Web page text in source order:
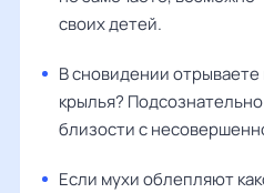
своих детей.
В сновидении
крылья?
близости с
Если мухи облепляют